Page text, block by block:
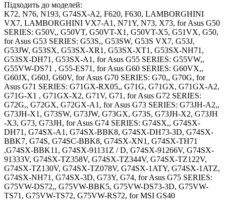
Підходить до моделей:
K72, N76, N193, G74SX-A2, F620, F630, LAMBORGHINI
VX7, LAMBORGHINI VX7-A1, N71Y, N73, X73, for Asus G50
SERIES: G50V,, G50VT, G50VT-X1, G50VT-X5, G51VX, G50,
for Asus G53 SERIES: G53S,, G53SW, G53S VX7, G53J,
G53JW, G53SX, G53SX-XR1, G53SX-XT1, G53SX-NH71,
G53SX-DH71, G53SX-A1, for Asus G55 SERIES: G55VW,,
G55VW-DS71 , G55-ES71, for Asus G60 SERIES: G60VX,,
G60JX, G60J, G60V, for Asus G70 SERIES: G70,, G70G, for
Asus G71 SERIES: G71GX-RX05,, G71G, G71GX, G71GX-A2,
G71G-X1 , G71GX-X2, G71V, G71, for Asus G72 SERIES:
G72G,, G72GX, G72GX-A1, for Asus G73 SERIES: G73JH-A2,,
G73JH-X1, G73SW, G73JW, G73GX, G73S, G73JH-X2, G73JH
-X3, G73, G73JH, for Asus G74 SERIES: G74SX,, G74SX-
DH71, G74SX-A1, G74SX-BBK8, G74SX-DH73-3D, G74SX-
BBK7, G74S, G74SC-BBK8, G74SX-XN1, G74SX-TH71
,G74SX-BBK11, G74SX-91131Z / D, G74SX-91266V, G74SX-
91333V, G74SX-TZ358V, G74SX-TZ344V, G74SX-TZ122V,
G74SX-TZ130V, G74SX-TZ078V, G74SX-1ATY, G74SX-1ATZ,
G74SX-NH71, G74SX-3D, G73Y, G74, for Asus G75 SERIES:
G75VW-DS72,, G75VW-BBK5, G75VW-DS73-3D, G75VW-
TS71, G75VW-TS72, G75VW-RS72, for MSI GS40